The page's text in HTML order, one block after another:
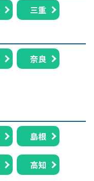
三重
奈良
島根
高知